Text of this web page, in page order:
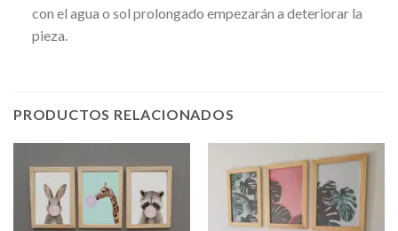
con el agua o sol prolongado empezarán a deteriorar la
pieza.
PRODUCTOS RELACIONADOS